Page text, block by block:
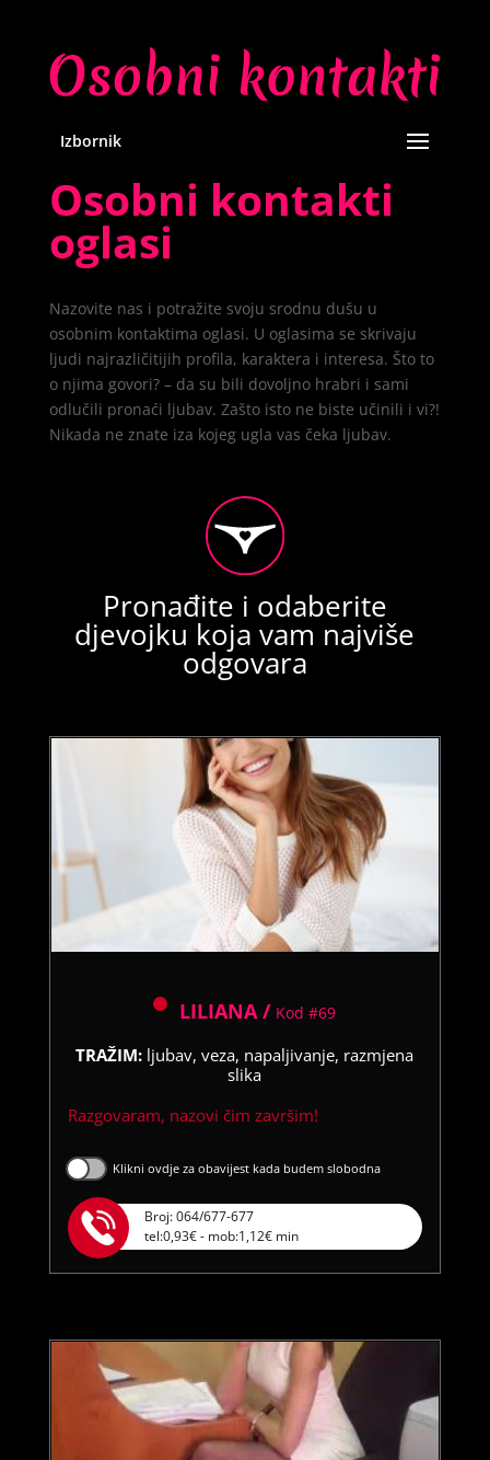
Izbornik
Osobni kontakti
oglasi
Nazovite nas i potražite svoju srodnu dušu u
osobnim kontaktima oglasi. U oglasima se skrivaju
ljudi najrazličitijih profila, karaktera i interesa. Što to
o njima govori? – da su bili dovoljno hrabri i sami
odlučili pronaći ljubav. Zašto isto ne biste učinili i vi?!
Nikada ne znate iza kojeg ugla vas čeka ljubav.
Pronađite i odaberite
djevojku koja vam najviše
odgovara
LILIANA / Kod #69
TRAŽIM: ljubav, veza, napaljivanje, razmjena
slika
Razgovaram, nazovi čim završim!
Klikni ovdje za obavijest kada budem slobodna
Broj: 064/677-677
tel:0,93€ - mob:1,12€ min